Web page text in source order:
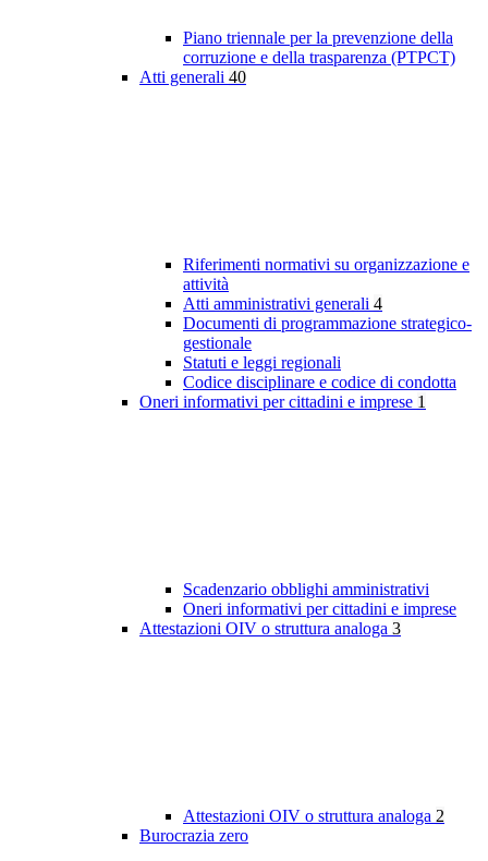
Piano triennale per la prevenzione della
corruzione e della trasparenza (PTPCT)
Atti generali 40
Riferimenti normativi su organizzazione e
attività
Atti amministrativi generali 4
Documenti di programmazione strategico-
gestionale
Statuti e leggi regionali
Codice disciplinare e codice di condotta
Oneri informativi per cittadini e imprese 1
Scadenzario obblighi amministrativi
Oneri informativi per cittadini e imprese
Attestazioni OIV o struttura analoga 3
Attestazioni OIV o struttura analoga 2
Burocrazia zero